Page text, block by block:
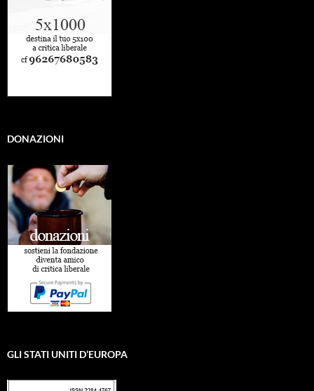
DONAZIONI
GLI STATI UNITI D’EUROPA